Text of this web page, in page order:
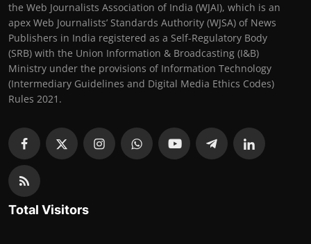
the Web Journalists Association of India (WJAI), which is an
apex Web Journalists’ Standards Authority (WJSA) of News
Publishers in India registered as a Self-Regulatory Body
(SRB) with the Union Information & Broadcasting (I&B)
Ministry under the provisions of Information Technology
(Intermediary Guidelines and Digital Media Ethics Codes)
Rules 2021.
Total Visitors